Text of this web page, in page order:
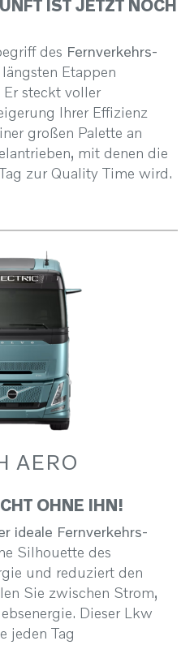
IST JETZT NOCH
des Fernverkehrs-
Etappen
steckt voller
Ihrer Effizienz
großen Palette an
mit denen die
zur Quality Time wird.
AERO
OHNE IHN!
ideale Fernverkehrs-
Silhouette des
und reduziert den
Sie zwischen Strom,
Dieser Lkw
jeden Tag